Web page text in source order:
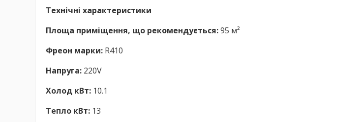
Технічні характеристики
Площа приміщення, що рекомендується:95 м²
Фреон марки: R410
Напруга: 220V
Холод кВт: 10.1
Тепло кВт: 13